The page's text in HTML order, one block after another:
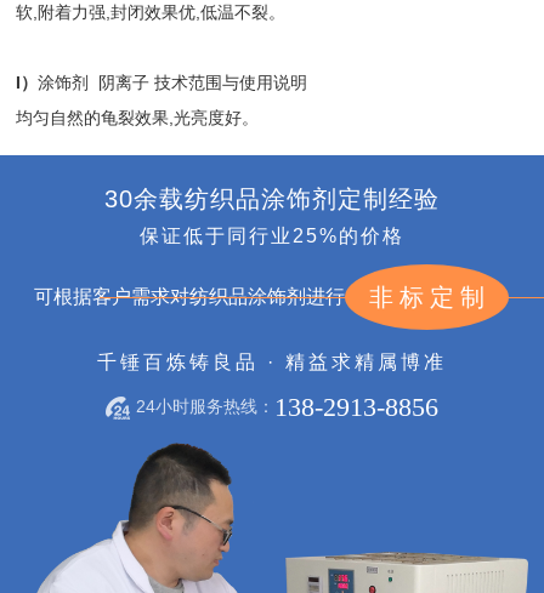
软,附着力强,封闭效果优,低温不裂。
I）涂饰剂 阴离子 技术范围与使用说明
均匀自然的龟裂效果,光亮度好。
30余载纺织品涂饰剂定制经验
保证低于同行业25%的价格
可根据客户需求对纺织品涂饰剂进行 非标定制
千锤百炼铸良品 · 精益求精属博准
24小时服务热线： 138-2913-8856